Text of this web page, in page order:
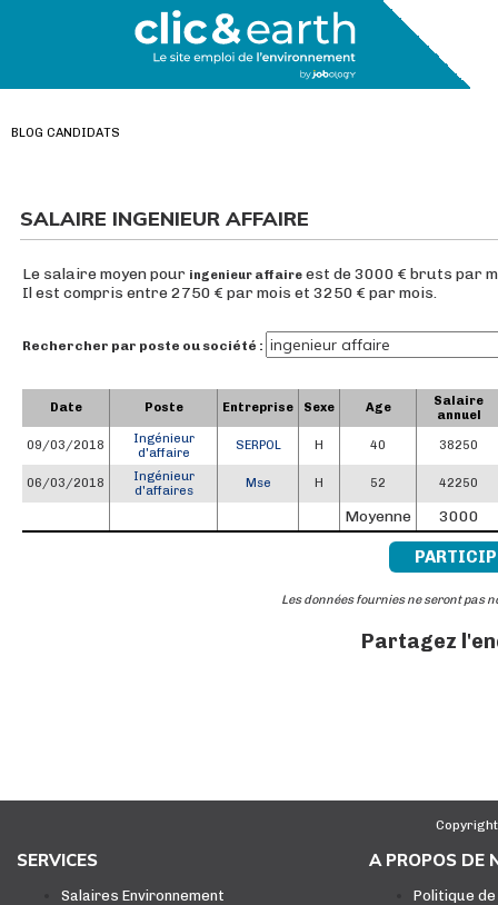
BLOG CANDIDATS
SALAIRE INGENIEUR AFFAIRE
Le salaire moyen pour ingenieur affaire est de 3000 € bruts par
Il est compris entre 2750 € par mois et 3250 € par mois.
Rechercher par poste ou société :
Date Poste Entreprise Sexe Age
Salaire
annuel
09/03/2018
Ingénieur
d'affaire
SERPOL H 40 38250
06/03/2018
Ingénieur
d'affaires
Mse H 52 42250
Moyenne 3000
Les données fournies ne seront pas
Partagez
SERVICES
Salaires Environnement
A PROPOS DE
Politique